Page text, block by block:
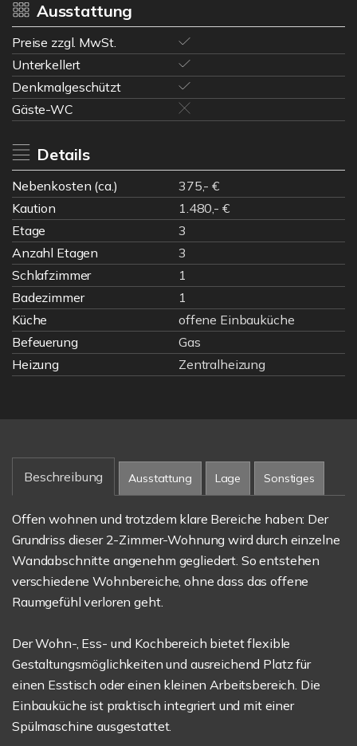
Ausstattung
Preise zzgl. MwSt.
Unterkellert
Denkmalgeschützt
Gäste-WC
Details
Nebenkosten (ca.)
375,- €
Kaution
1.480,- €
Etage
3
Anzahl Etagen
3
Schlafzimmer
1
Badezimmer
1
Küche
offene Einbauküche
Befeuerung
Gas
Heizung
Zentralheizung
Beschreibung Ausstattung Lage Sonstiges
Offen wohnen und trotzdem klare Bereiche haben: Der
Grundriss dieser 2-Zimmer-Wohnung wird durch einzelne
Wandabschnitte angenehm gegliedert. So entstehen
verschiedene Wohnbereiche, ohne dass das offene
Raumgefühl verloren geht.
Der Wohn-, Ess- und Kochbereich bietet flexible
Gestaltungsmöglichkeiten und ausreichend Platz für
einen Esstisch oder einen kleinen Arbeitsbereich. Die
Einbauküche ist praktisch integriert und mit einer
Spülmaschine ausgestattet.